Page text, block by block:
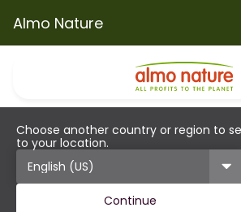
Almo Nature
Choose another country or region to
to your location.
Continue